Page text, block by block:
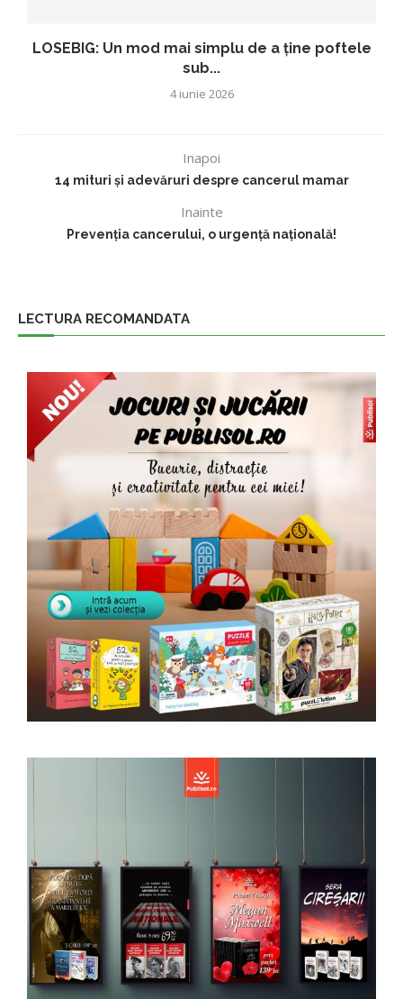
LOSEBIG: Un mod mai simplu de a ține poftele
sub...
4 iunie 2026
Inapoi
14 mituri și adevăruri despre cancerul mamar
Inainte
Prevenția cancerului, o urgență națională!
LECTURA RECOMANDATA